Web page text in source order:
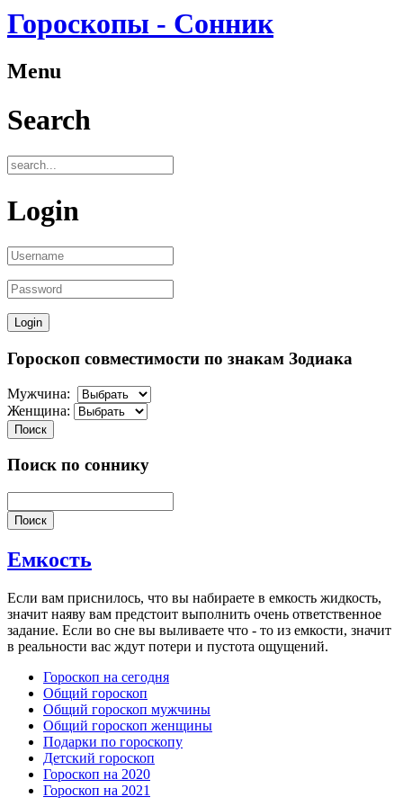
Гороскопы - Сонник
Menu
Search
Login
Гороскоп совместимости по знакам Зодиака
Мужчина:
Женщина:
Поиск
Поиск по соннику
Поиск
Емкость
Если вам приснилось, что вы набираете в емкость жидкость,
значит наяву вам предстоит выполнить очень ответственное
задание. Если во сне вы выливаете что - то из емкости, значит
в реальности вас ждут потери и пустота ощущений.
Гороскоп на сегодня
Общий гороскоп
Общий гороскоп мужчины
Общий гороскоп женщины
Подарки по гороскопу
Детский гороскоп
Гороскоп на 2020
Гороскоп на 2021